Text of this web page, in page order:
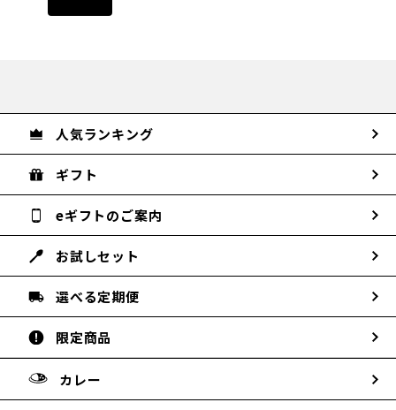
人気ランキング
ギフト
eギフトのご案内
お試しセット
選べる定期便
限定商品
カレー